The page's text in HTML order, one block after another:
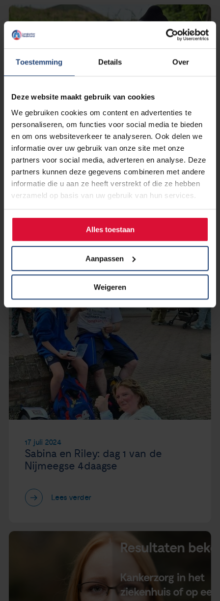
Toestemming Details Over
Deze website maakt gebruik van cookies
We gebruiken cookies om content en advertenties te
personaliseren, om functies voor social media te bieden
en om ons websiteverkeer te analyseren. Ook delen we
informatie over uw gebruik van onze site met onze
partners voor social media, adverteren en analyse. Deze
partners kunnen deze gegevens combineren met andere
informatie die u aan ze heeft verstrekt of die ze hebben
verzameld op basis van uw gebruik van hun services.
Alles toestaan
Aanpassen
Weigeren
19 juli 2024
Sabina en Riley hebben het
gehaald en hebben €1.093
opgehaald
Lees verder
17 juli 2024
Sabina en Riley: dag 1 van de
Nijmeegse 4daagse
Lees verder